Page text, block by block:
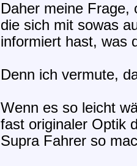
Daher meine
die sich mit sowas
informiert hast, was
Denn ich vermute,
Wenn es so leicht
fast originaler Optik
Supra Fahrer so